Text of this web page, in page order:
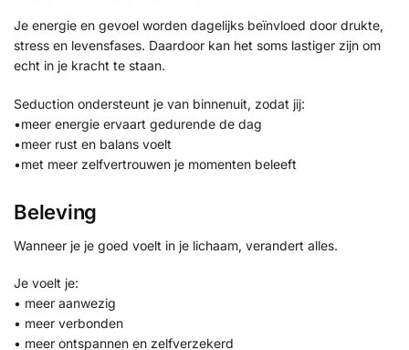
Je energie en gevoel worden dagelijks beïnvloed door drukte,
stress en levensfases. Daardoor kan het soms lastiger zijn om
echt in je kracht te staan.
Seduction ondersteunt je van binnenuit, zodat jij:
•meer energie ervaart gedurende de dag
•meer rust en balans voelt
•met meer zelfvertrouwen je momenten beleeft
Beleving
Wanneer je je goed voelt in je lichaam, verandert alles.
Je voelt je:
• meer aanwezig
• meer verbonden
• meer ontspannen en zelfverzekerd